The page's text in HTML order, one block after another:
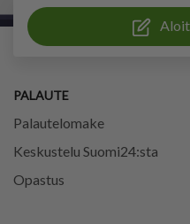
PALAUTE
Palautelomake
Keskustelu Suomi24:sta
Opastus